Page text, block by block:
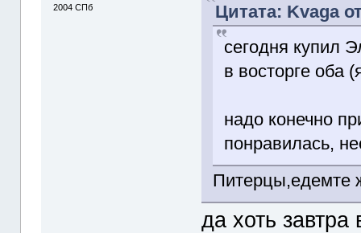
2004 СПб
Цитата: Kvaga
сегодня купил
в восторге оба
надо конечно
понравилась,
Питерцы,едемте
да хоть